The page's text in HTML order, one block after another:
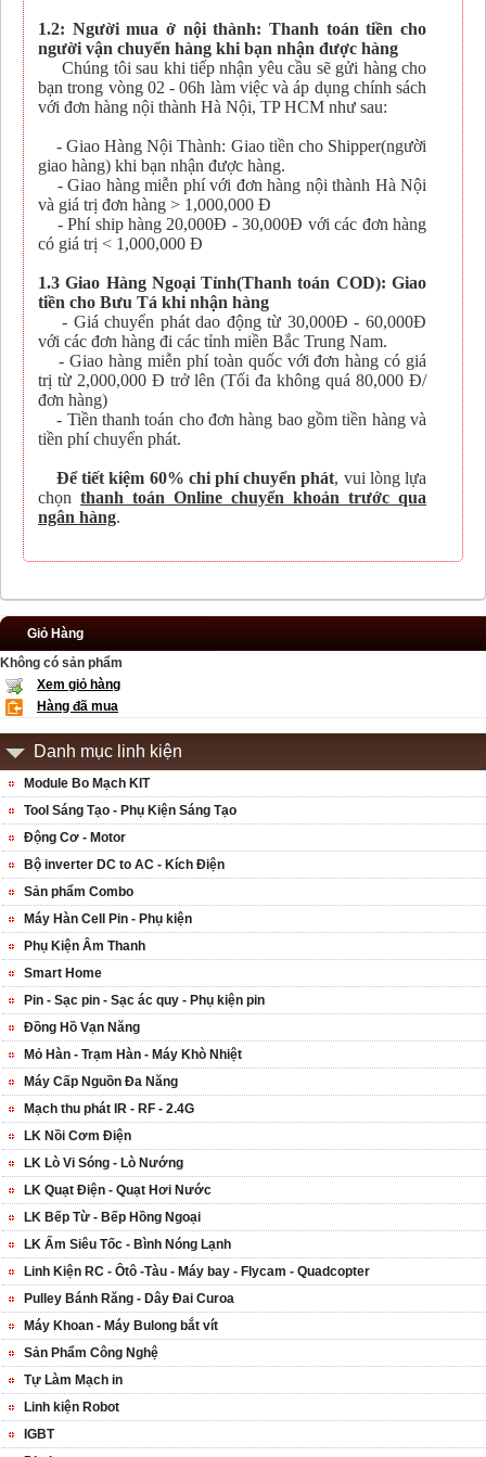
1.2: Người mua ở nội thành: Thanh toán tiền cho
người vận chuyển hàng khi bạn nhận được hàng
Chúng tôi sau khi tiếp nhận yêu cầu sẽ gửi hàng cho
bạn trong vòng 02 - 06h làm việc và áp dụng chính sách
với đơn hàng nội thành Hà Nội, TP HCM như sau:
- Giao Hàng Nội Thành: Giao tiền cho Shipper(người
giao hàng) khi bạn nhận được hàng.
- Giao hàng miễn phí với đơn hàng nội thành Hà Nội
và giá trị đơn hàng > 1,000,000 Đ
- Phí ship hàng 20,000Đ - 30,000Đ với các đơn hàng
có giá trị < 1,000,000 Đ
1.3 Giao Hàng Ngoại Tỉnh(Thanh toán COD): Giao
tiền cho Bưu Tá khi nhận hàng
- Giá chuyển phát dao động từ 30,000Đ - 60,000Đ
với các đơn hàng đi các tỉnh miền Bắc Trung Nam.
- Giao hàng miễn phí toàn quốc với đơn hàng có giá
trị từ 2,000,000 Đ trở lên (Tối đa không quá 80,000 Đ/
đơn hàng)
- Tiền thanh toán cho đơn hàng bao gồm tiền hàng và
tiền phí chuyển phát.
Để tiết kiệm 60% chi phí chuyển phát, vui lòng lựa
chọn thanh toán Online chuyển khoản trước qua
ngân hàng.
Giỏ Hàng
Không có sản phẩm
Xem giỏ hàng
Hàng đã mua
Danh mục linh kiện
Module Bo Mạch KIT
Tool Sáng Tạo - Phụ Kiện Sáng Tạo
Động Cơ - Motor
Bộ inverter DC to AC - Kích Điện
Sản phẩm Combo
Máy Hàn Cell Pin - Phụ kiện
Phụ Kiện Âm Thanh
Smart Home
Pin - Sạc pin - Sạc ác quy - Phụ kiện pin
Đồng Hồ Vạn Năng
Mỏ Hàn - Trạm Hàn - Máy Khò Nhiệt
Máy Cấp Nguồn Đa Năng
Mạch thu phát IR - RF - 2.4G
LK Nồi Cơm Điện
LK Lò Vi Sóng - Lò Nướng
LK Quạt Điện - Quạt Hơi Nước
LK Bếp Từ - Bếp Hồng Ngoại
LK Ấm Siêu Tốc - Bình Nóng Lạnh
Linh Kiện RC - Ôtô -Tàu - Máy bay - Flycam - Quadcopter
Pulley Bánh Răng - Dây Đai Curoa
Máy Khoan - Máy Bulong bắt vít
Sản Phẩm Công Nghệ
Tự Làm Mạch in
Linh kiện Robot
IGBT